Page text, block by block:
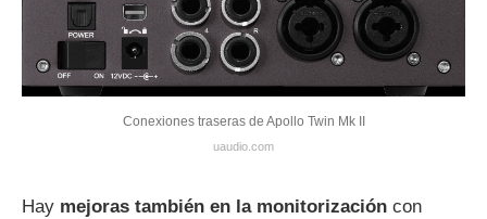
Conexiones traseras de Apollo Twin Mk II
uaudio.com
Hay mejoras también en la monitorización con